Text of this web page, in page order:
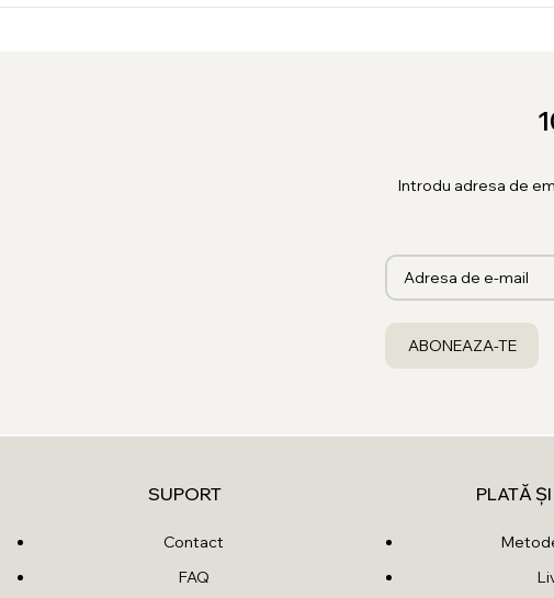
Introdu adresa de
SUPORT
Contact
FAQ
PLATĂ